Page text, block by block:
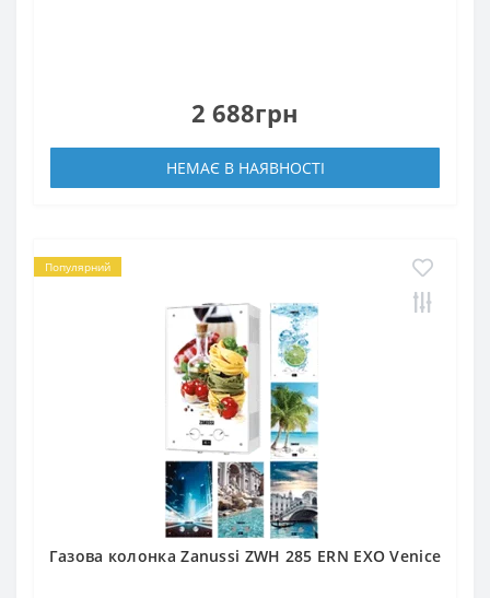
2 688грн
НЕМАЄ В НАЯВНОСТІ
Популярний
Газова колонка Zanussi ZWH 285 ERN EXO Venice